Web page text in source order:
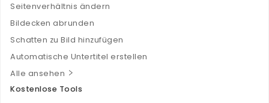
Seitenverhältnis ändern
Bildecken abrunden
Schatten zu Bild hinzufügen
Automatische Untertitel erstellen
Alle ansehen
Kostenlose Tools